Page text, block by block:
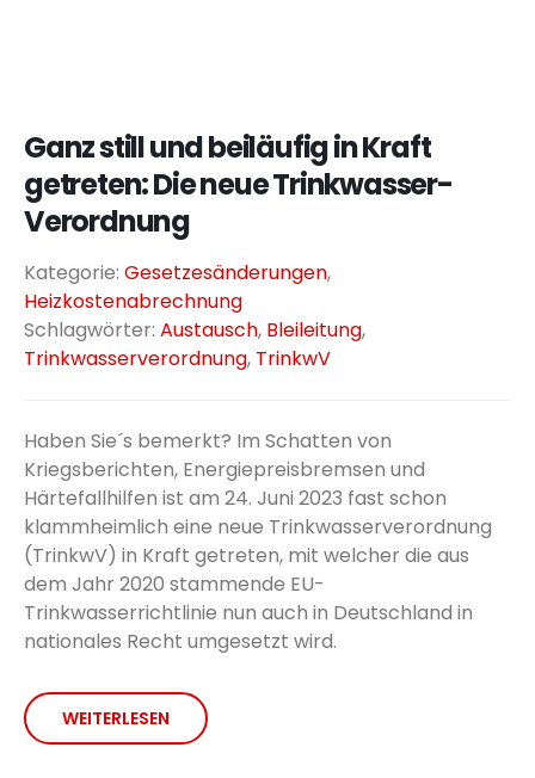
Ganz still und beiläufig in Kraft
getreten: Die neue Trinkwasser-
Verordnung
Kategorie: Gesetzesänderungen,
Heizkostenabrechnung
Schlagwörter: Austausch, Bleileitung,
Trinkwasserverordnung, TrinkwV
Haben Sie´s bemerkt? Im Schatten von
Kriegsberichten, Energiepreisbremsen und
Härtefallhilfen ist am 24. Juni 2023 fast schon
klammheimlich eine neue Trinkwasserverordnung
(TrinkwV) in Kraft getreten, mit welcher die aus
dem Jahr 2020 stammende EU-
Trinkwasserrichtlinie nun auch in Deutschland in
nationales Recht umgesetzt wird.
WEITERLESEN